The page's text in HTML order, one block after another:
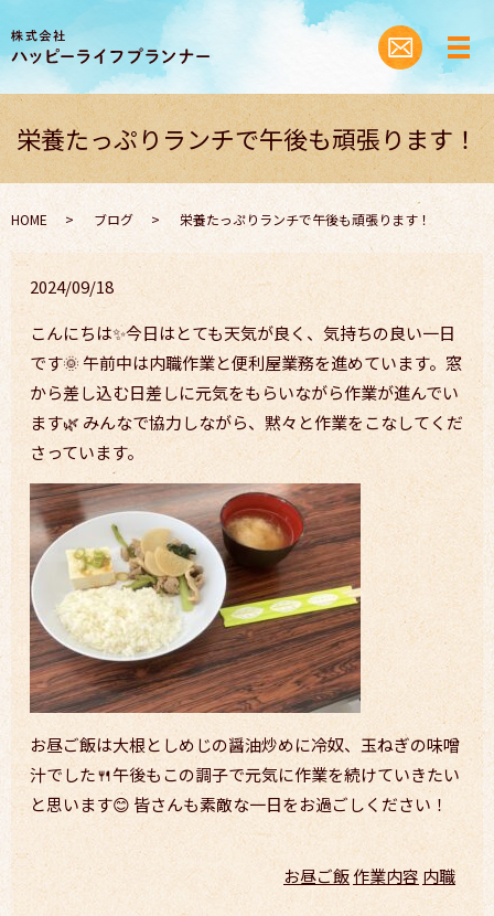
栄養たっぷりランチで午後も頑張ります！
HOME ブログ 栄養たっぷりランチで午後も頑張ります！
2024/09/18
こんにちは✨今日はとても天気が良く、気持ちの良い一日
です🌞 午前中は内職作業と便利屋業務を進めています。窓
から差し込む日差しに元気をもらいながら作業が進んでい
ます🌿 みんなで協力しながら、黙々と作業をこなしてくだ
さっています。
お昼ご飯は大根としめじの醤油炒めに冷奴、玉ねぎの味噌
汁でした🍴午後もこの調子で元気に作業を続けていきたい
と思います😊 皆さんも素敵な一日をお過ごしください！
お昼ご飯作業内容 内職